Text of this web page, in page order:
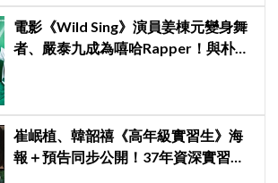
電影《Wild Sing》演員姜棟元變身舞
者、嚴泰九成為嘻哈Rapper！與朴智
崔岷植、韓韶禧《高年級實習生》海
報＋預告同步公開！37年資深實習生